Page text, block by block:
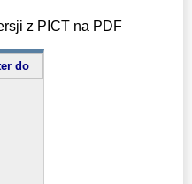
z PICT na PDF
do